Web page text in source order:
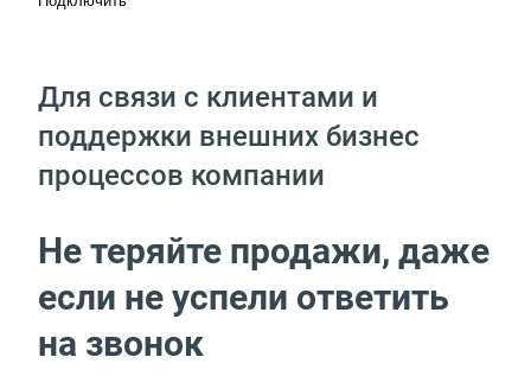
Для связи с клиентами и
поддержки внешних бизнес
процессов компании
Не теряйте продажи, даже
если не успели ответить
на звонок